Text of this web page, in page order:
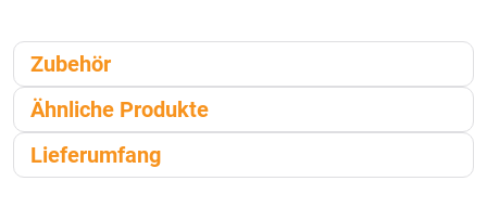
Zubehör
Ähnliche Produkte
Lieferumfang